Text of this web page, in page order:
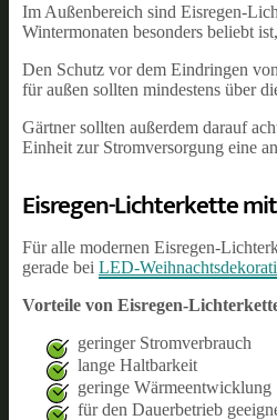
Im Außenbereich sind Eisregen-
Wintermonaten besonders beliebt
Den Schutz vor dem Eindringen
für außen sollten mindestens über
Gärtner sollten außerdem darauf
Einheit zur Stromversorgung eine
Eisregen-Lichterkette
Für alle modernen Eisregen-
gerade bei LED-
Vorteile von Eisregen-
geringer Stromverbrauch
lange Haltbarkeit
geringe Wärmeentwicklung
für den Dauerbetrieb